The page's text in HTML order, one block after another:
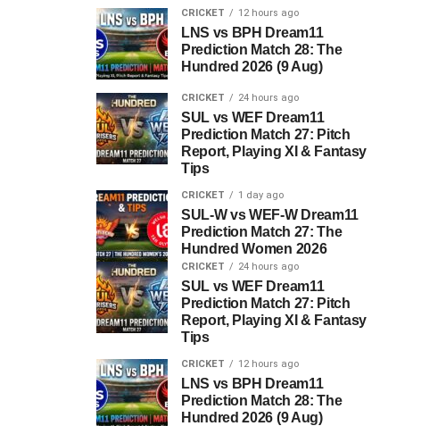
CRICKET 12 hours ago
LNS vs BPH Dream11
Prediction Match 28: The
Hundred 2026 (9 Aug)
CRICKET 24 hours ago
SUL vs WEF Dream11
Prediction Match 27: Pitch
Report, Playing XI & Fantasy
Tips
CRICKET 1 day ago
SUL-W vs WEF-W Dream11
Prediction Match 27: The
Hundred Women 2026
CRICKET 24 hours ago
SUL vs WEF Dream11
Prediction Match 27: Pitch
Report, Playing XI & Fantasy
Tips
CRICKET 12 hours ago
LNS vs BPH Dream11
Prediction Match 28: The
Hundred 2026 (9 Aug)